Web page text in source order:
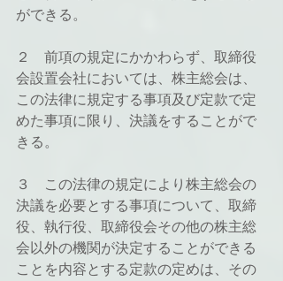
ができる。
２　前項の規定にかかわらず、取締役
会設置会社においては、株主総会は、
この法律に規定する事項及び定款で定
めた事項に限り、決議をすることがで
きる。
３　この法律の規定により株主総会の
決議を必要とする事項について、取締
役、執行役、取締役会その他の株主総
会以外の機関が決定することができる
ことを内容とする定款の定めは、その